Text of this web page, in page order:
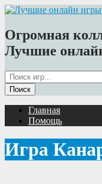
Огромная
Лучшие
Главная
Помощь
Игра